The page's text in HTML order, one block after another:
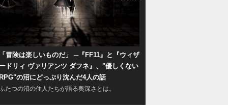
冒険は楽しいものだ」 ─『FF11』と『ウィザ
ドリィ ヴァリアンツ ダフネ』、"優しくない
の沼にどっぷり沈んだ4人の話
たつの沼の住人たちが語る奥深さとは。